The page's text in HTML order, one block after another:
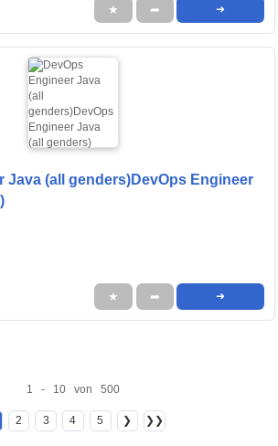
★ ➦ ➜
Java (all genders)DevOps Engineer
★ ➦ ➜
1 - 10 von 500
2 3 4 5 ❯ ❯❯